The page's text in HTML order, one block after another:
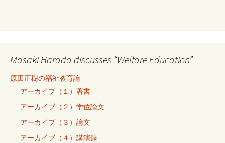
Masaki Harada discusses “Welfare Education”
原田正樹の福祉教育論
アーカイブ（１）著書
アーカイブ（２）学位論文
アーカイブ（３）論文
アーカイブ（４）講演録